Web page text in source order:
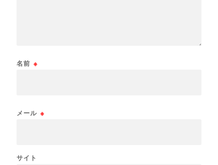
名前 ※
メール ※
サイト